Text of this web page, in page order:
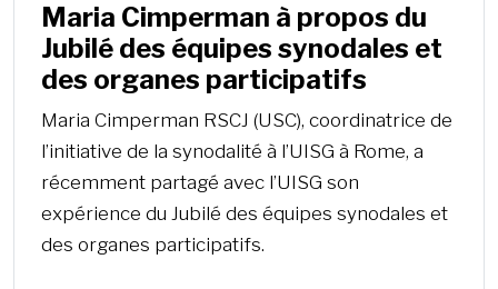
Maria Cimperman à propos du
Jubilé des équipes synodales et
des organes participatifs
Maria Cimperman RSCJ (USC), coordinatrice de
l’initiative de la synodalité à l’UISG à Rome, a
récemment partagé avec l’UISG son
expérience du Jubilé des équipes synodales et
des organes participatifs.